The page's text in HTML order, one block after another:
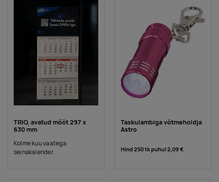
TRIO, avatud mõõt 297 x
630 mm
Kolme kuu vaatega
seinakalender.
Taskulambiga võtmehoidja
Astro
Hind 250 tk puhul2,09 €